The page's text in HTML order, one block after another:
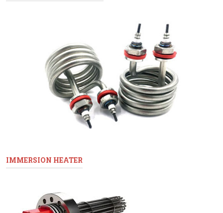
IMMERSION HEATER